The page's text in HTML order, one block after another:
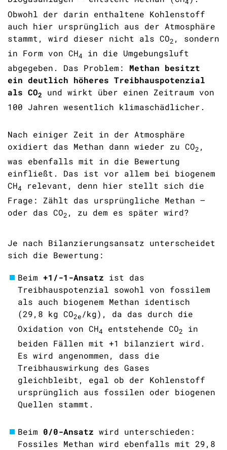
Obwohl der darin enthaltene Kohlenstoff
auch hier ursprünglich aus der Atmosphäre
stammt, wird dieser nicht als CO2 , sondern
in Form von CH4 in die Umgebungsluft
abgegeben. Das Problem: Methan besitzt
ein deutlich höheres Treibhauspotenzial
als CO2
und wirkt über einen Zeitraum von
100 Jahren wesentlich klimaschädlicher.
Nach einiger Zeit in der Atmosphäre
oxidiert das Methan dann wieder zu CO2 ,
was ebenfalls mit in die Bewertung
einfließt. Das ist vor allem bei biogenem
CH4 relevant, denn hier stellt sich die
Frage: Zählt das ursprüngliche Methan –
oder das CO2 , zu dem es später wird?
Je nach Bilanzierungsansatz unterscheidet
sich die Bewertung:
Beim +1/-1-Ansatz ist das
Treibhauspotenzial sowohl von fossilem
als auch biogenem Methan identisch
(29,8 kg CO2e /kg), da das durch die
Oxidation von CH4 entstehende CO2
in
beiden Fällen mit +1 bilanziert wird.
Es wird angenommen, dass die
Treibhauswirkung des Gases
gleichbleibt, egal ob der Kohlenstoff
ursprünglich aus fossilen oder biogenen
Quellen stammt.
Beim 0/0-Ansatz wird unterschieden:
Fossiles Methan wird ebenfalls mit 29,8